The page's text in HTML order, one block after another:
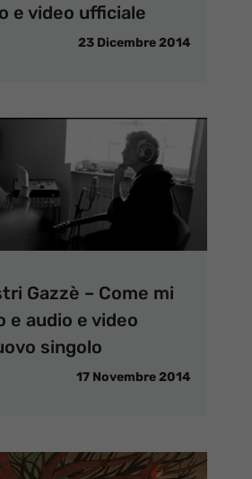
e video ufficiale
23 Dicembre 2014
Gazzè – Come mi
e audio e video
singolo
17 Novembre 2014